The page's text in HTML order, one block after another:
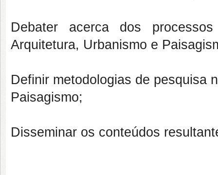
Debater acerca dos
Arquitetura, Urbanismo e
Definir metodologias de pesquisa
Paisagismo;
Disseminar os conteúdos